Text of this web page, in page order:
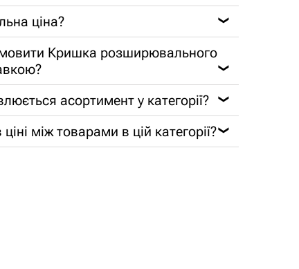
ціна? ❯
Кришка розширювального
❯
асортимент у категорії? ❯
між товарами в цій категорії?❯